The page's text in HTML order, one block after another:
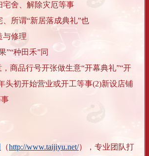
宅舍、解除灾厄等事
、所谓“新居落成典礼”也
与修理
”“种田禾”同
，商品行号开张做生意“开幕典礼”“开
头初开始营业或开工等事(2)新设店铺
（http://www.taijiyu.net/），专业团队打